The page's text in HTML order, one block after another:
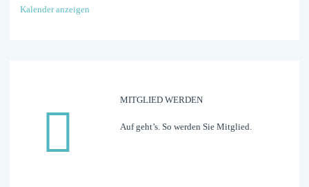
Kalender anzeigen
MITGLIED WERDEN
Auf geht’s. So werden Sie Mitglied.